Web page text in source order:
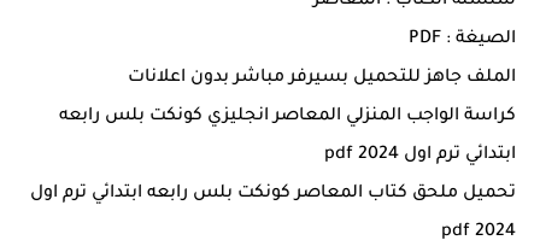
الصيغة : PDF
الملف جاهز للتحميل بسيرفر مباشر بدون اعلانات
كراسة الواجب المنزلي المعاصر انجليزي كونكت بلس رابعه
ابتدائي ترم اول 2024 pdf
تحميل ملحق كتاب المعاصر كونكت بلس رابعه ابتدائي ترم اول
2024 pdf